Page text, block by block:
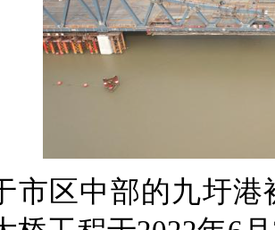
市区中部的九圩港